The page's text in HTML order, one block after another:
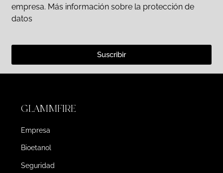
empresa. Más información sobre la protección de
datos
Suscribir
GLAMMFIRE
Empresa
Bioetanol
Seguridad